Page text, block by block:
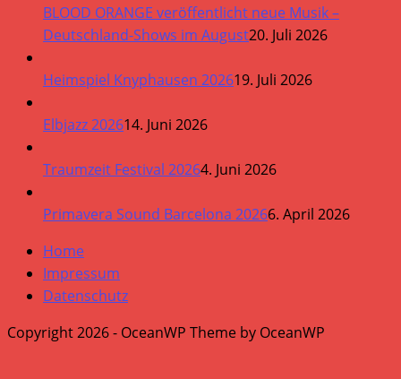
BLOOD ORANGE veröffentlicht neue Musik –
Deutschland-Shows im August20. Juli 2026
Heimspiel Knyphausen 202619. Juli 2026
Elbjazz 202614. Juni 2026
Traumzeit Festival 20264. Juni 2026
Primavera Sound Barcelona 20266. April 2026
Home
Impressum
Datenschutz
Copyright 2026 - OceanWP Theme by OceanWP